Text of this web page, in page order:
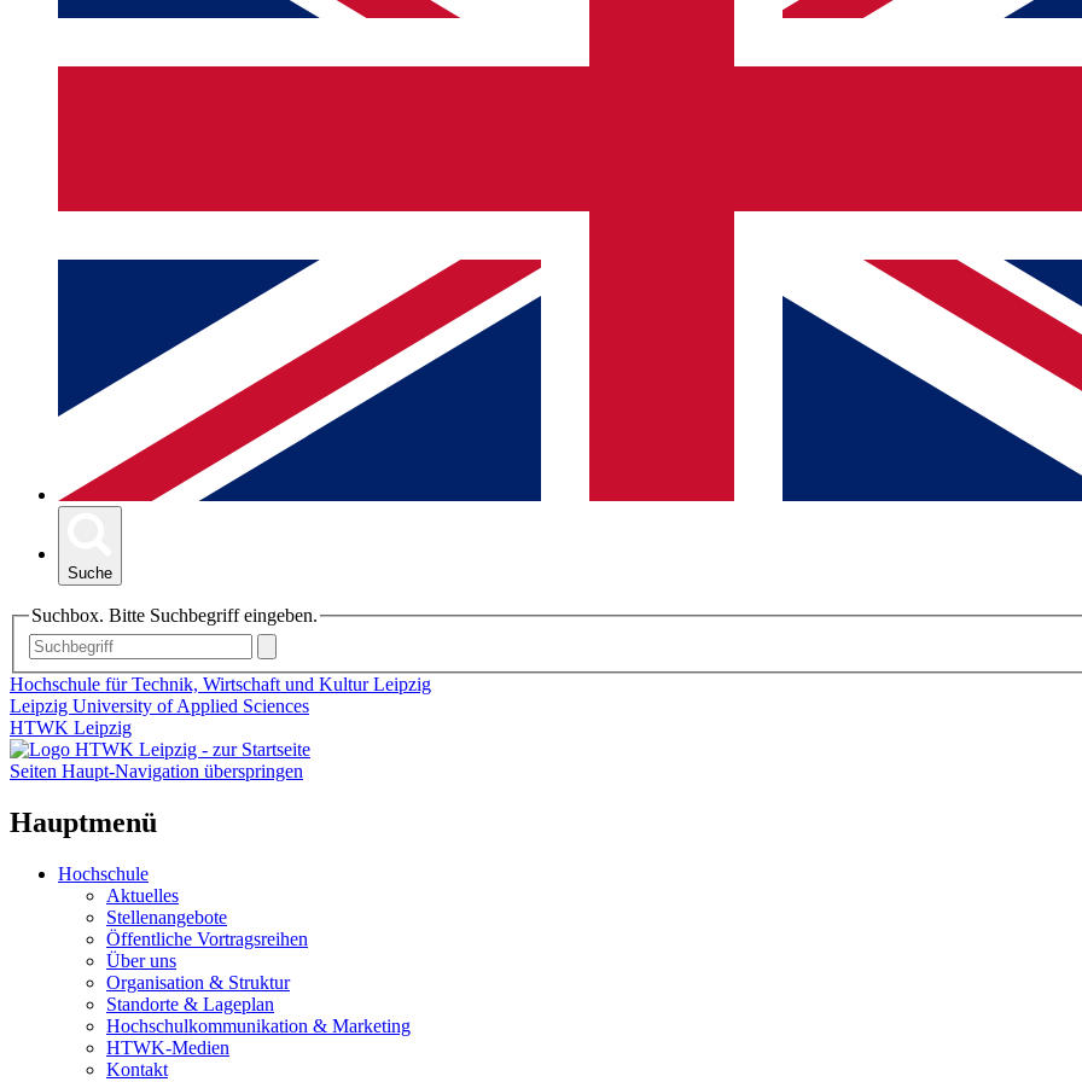
Suche
Suchbox. Bitte Suchbegriff eingeben.
Hochschule für Technik, Wirtschaft und Kultur Leipzig
Leipzig University of Applied Sciences
HTWK Leipzig
Seiten Haupt-Navigation überspringen
Hauptmenü
Hochschule
Aktuelles
Stellenangebote
Öffentliche Vortragsreihen
Über uns
Organisation & Struktur
Standorte & Lageplan
Hochschulkommunikation & Marketing
HTWK-Medien
Kontakt